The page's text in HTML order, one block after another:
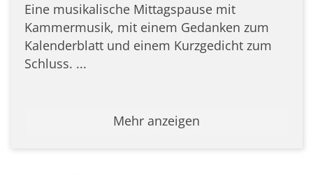
Eine musikalische Mittagspause mit
Kammermusik, mit einem Gedanken zum
Kalenderblatt und einem Kurzgedicht zum
Schluss. ...
Mehr anzeigen